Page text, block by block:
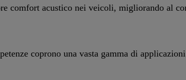
comfort acustico nei veicoli, migliorando al
coprono una vasta gamma di